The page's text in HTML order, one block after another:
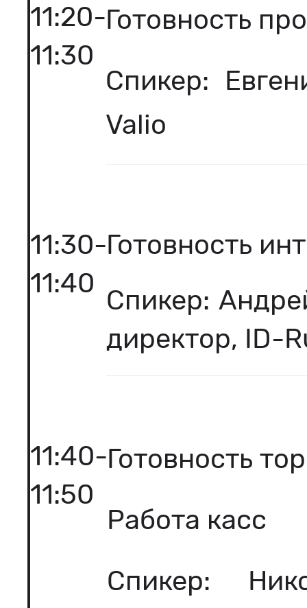
11:20-
11:30
Готовность
Спикер:
Valio
11:30-
11:40
Готовность
Спикер:
директор, ID-
11:40-
11:50
Готовность
Работа касс
Спикер: